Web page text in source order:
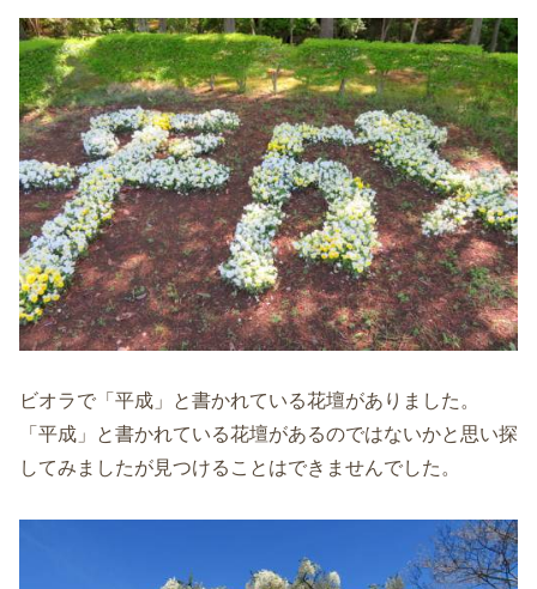
ビオラで「平成」と書かれている花壇がありました。
「平成」と書かれている花壇があるのではないかと思い探
してみましたが見つけることはできませんでした。